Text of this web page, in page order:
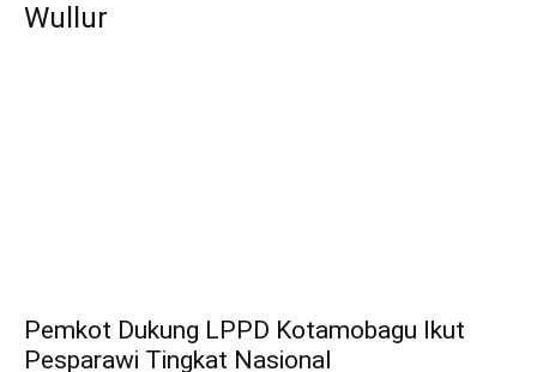
Wullur
Pemkot Dukung LPPD Kotamobagu Ikut
Pesparawi Tingkat Nasional